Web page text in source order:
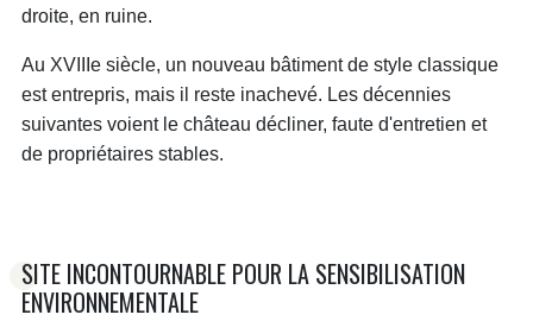
droite, en ruine.
Au XVIIIe siècle, un nouveau bâtiment de style classique
est entrepris, mais il reste inachevé. Les décennies
suivantes voient le château décliner, faute d'entretien et
de propriétaires stables.
SITE INCONTOURNABLE POUR LA SENSIBILISATION
ENVIRONNEMENTALE